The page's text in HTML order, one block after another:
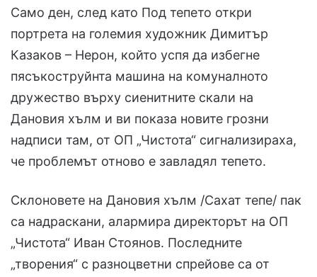
Само ден, след като Под тепето откри
портрета на големия художник Димитър
Казаков – Нерон, който успя да избегне
пясъкоструйнта машина на комуналното
дружество върху сиенитните скали на
Дановия хълм и ви показа новите грозни
надписи там, от ОП „Чистота“ сигнализираха,
че проблемът отново е завладял тепето.
Склоновете на Дановия хълм /Сахат тепе/ пак
са надраскани, алармира директорът на ОП
„Чистота“ Иван Стоянов. Последните
„творения“ с разноцветни спрейове са от